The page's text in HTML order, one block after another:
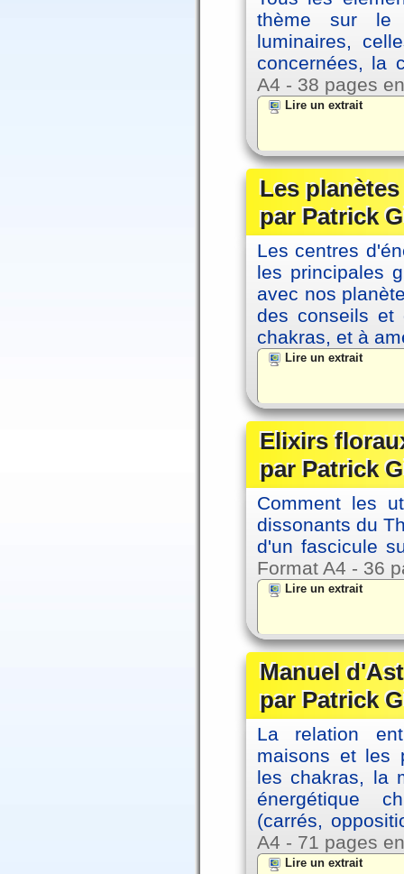
thème sur le
luminaires,
concernées, la
A4 - 38 pages
Lire un extrait
Les
par Patrick
Les centres
les principales
avec nos
des conseils et
chakras, et à
Lire un extrait
Elixirs
par Patrick
Comment les
dissonants du
d'un fascicule
Format A4 - 36
Lire un extrait
Manuel
par Patrick
La relation
maisons et les
les chakras, la
énergétique
(carrés,
A4 - 71 pages
Lire un extrait